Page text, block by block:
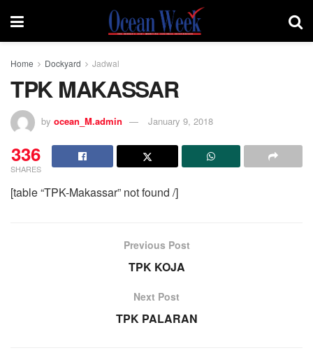
Home Dockyard Jadwal
TPK MAKASSAR
by ocean_M.admin January 9, 2018
336
SHARES
[table “TPK-Makassar” not found /]
Previous Post
TPK KOJA
Next Post
TPK PALARAN